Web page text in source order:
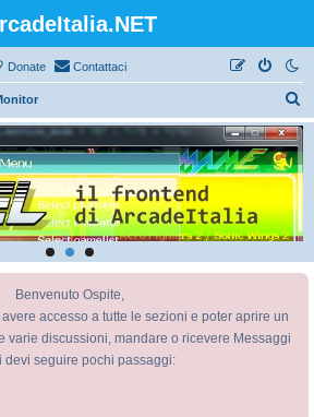
Donate Contattaci
e
r
c
Benvenuto Ospite,
accesso a tutte le sezioni e poter aprire un
varie discussioni, mandare o ricevere Messaggi
devi seguire pochi passaggi: